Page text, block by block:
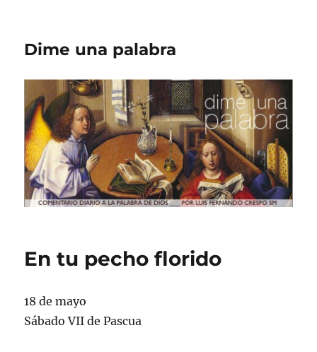
Dime una palabra
En tu pecho florido
18 de mayo
Sábado VII de Pascua